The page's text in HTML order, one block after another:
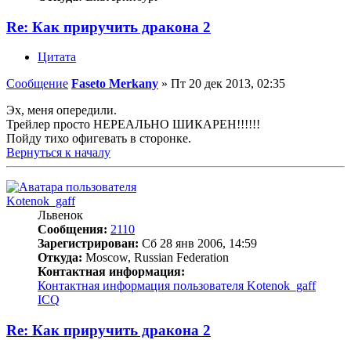
Re: Как приручить дракона 2
Цитата
Сообщение Faseto Merkany » Пт 20 дек 2013, 02:35
Эх, меня опередили.
Трейлер просто НЕРЕАЛЬНО ШИКАРЕН!!!!!!
Пойду тихо офигевать в сторонке.
Вернуться к началу
Kotenok_gaff
Львенок
Сообщения: 2110
Зарегистрирован: Сб 28 янв 2006, 14:59
Откуда: Moscow, Russian Federation
Контактная информация:
Контактная информация пользователя Kotenok_gaff
ICQ
Re: Как приручить дракона 2